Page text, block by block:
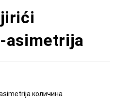
asimetrija
количина